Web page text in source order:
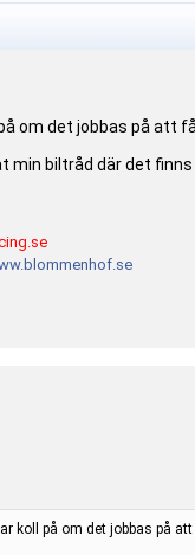
om det jobbas på att
min biltråd där det
koll på om det jobbas på